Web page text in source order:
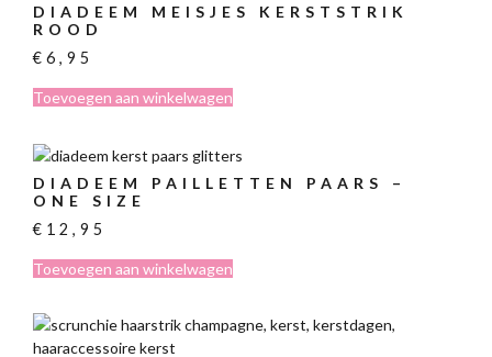
DIADEEM MEISJES KERSTSTRIK
ROOD
€ 6,95
Toevoegen aan winkelwagen
DIADEEM PAILLETTEN PAARS –
ONE SIZE
€ 12,95
Toevoegen aan winkelwagen